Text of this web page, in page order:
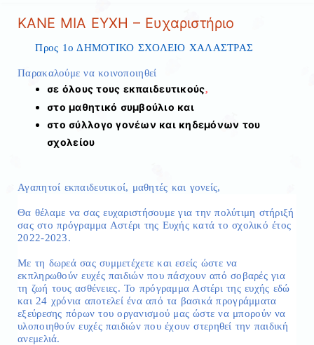
ΚΑΝΕ ΜΙΑ ΕΥΧΗ – Ευχαριστήριο
Προς 1ο ΔΗΜΟΤΙΚΟ ΣΧΟΛΕΙΟ ΧΑΛΑΣΤΡΑΣ
Παρακαλούμε να κοινοποιηθεί
σε όλους τους εκπαιδευτικούς,
στο μαθητικό συμβούλιο και
στο σύλλογο γονέων και κηδεμόνων του
σχολείου
Αγαπητοί εκπαιδευτικοί, μαθητές και γονείς,
Θα θέλαμε να σας ευχαριστήσουμε για την πολύτιμη στήριξή
σας στο πρόγραμμα Αστέρι της Ευχής κατά το σχολικό έτος
2022-2023.
Με τη δωρεά σας συμμετέχετε και εσείς ώστε να
εκπληρωθούν ευχές παιδιών που πάσχουν από σοβαρές για
τη ζωή τους ασθένειες. Το πρόγραμμα Αστέρι της ευχής εδώ
και 24 χρόνια αποτελεί ένα από τα βασικά προγράμματα
εξεύρεσης πόρων του οργανισμού μας ώστε να μπορούν να
υλοποιηθούν ευχές παιδιών που έχουν στερηθεί την παιδική
ανεμελιά.